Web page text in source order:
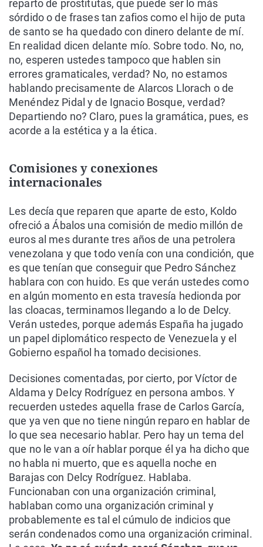
reparto de prostitutas, que puede ser lo más
sórdido o de frases tan zafios como el hijo de puta
de santo se ha quedado con dinero delante de mí.
En realidad dicen delante mío. Sobre todo. No, no,
no, esperen ustedes tampoco que hablen sin
errores gramaticales, verdad? No, no estamos
hablando precisamente de Alarcos Llorach o de
Menéndez Pidal y de Ignacio Bosque, verdad?
Departiendo no? Claro, pues la gramática, pues, es
acorde a la estética y a la ética.
Comisiones y conexiones
internacionales
Les decía que reparen que aparte de esto, Koldo
ofreció a Ábalos una comisión de medio millón de
euros al mes durante tres años de una petrolera
venezolana y que todo venía con una condición, que
es que tenían que conseguir que Pedro Sánchez
hablara con con huido. Es que verán ustedes como
en algún momento en esta travesía hedionda por
las cloacas, terminamos llegando a lo de Delcy.
Verán ustedes, porque además España ha jugado
un papel diplomático respecto de Venezuela y el
Gobierno español ha tomado decisiones.
Decisiones comentadas, por cierto, por Víctor de
Aldama y Delcy Rodríguez en persona ambos. Y
recuerden ustedes aquella frase de Carlos García,
que ya ven que no tiene ningún reparo en hablar de
lo que sea necesario hablar. Pero hay un tema del
que no le van a oír hablar porque él ya ha dicho que
no habla ni muerto, que es aquella noche en
Barajas con Delcy Rodríguez. Hablaba.
Funcionaban con una organización criminal,
hablaban como una organización criminal y
probablemente es tal el cúmulo de indicios que
serán condenados como una organización criminal.